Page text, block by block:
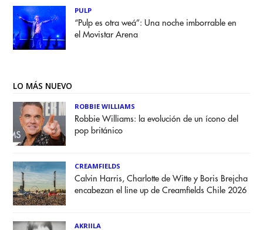
PULP
“Pulp es otra weá”: Una noche imborrable en
el Movistar Arena
LO MÁS NUEVO
ROBBIE WILLIAMS
Robbie Williams: la evolución de un ícono del
pop británico
CREAMFIELDS
Calvin Harris, Charlotte de Witte y Boris Brejcha
encabezan el line up de Creamfields Chile 2026
AKRIILA